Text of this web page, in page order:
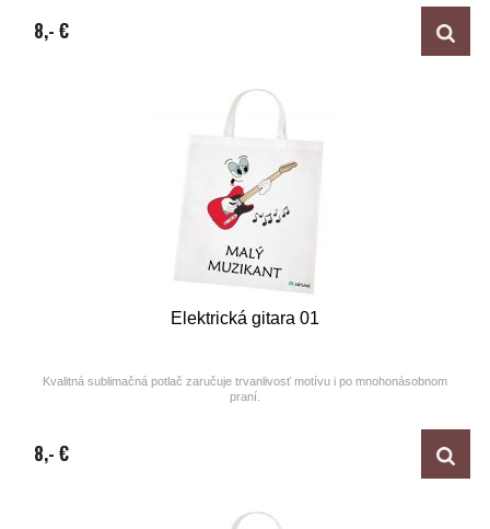
8,- €
Elektrická gitara 01
Kvalitná sublimačná potlač zaručuje trvanlivosť motívu i po mnohonásobnom
praní.
8,- €